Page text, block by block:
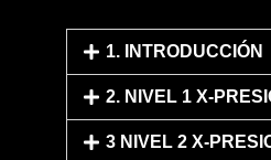
1. INTRODUCCIÓN
2. NIVEL 1 X-
3 NIVEL 2 X-